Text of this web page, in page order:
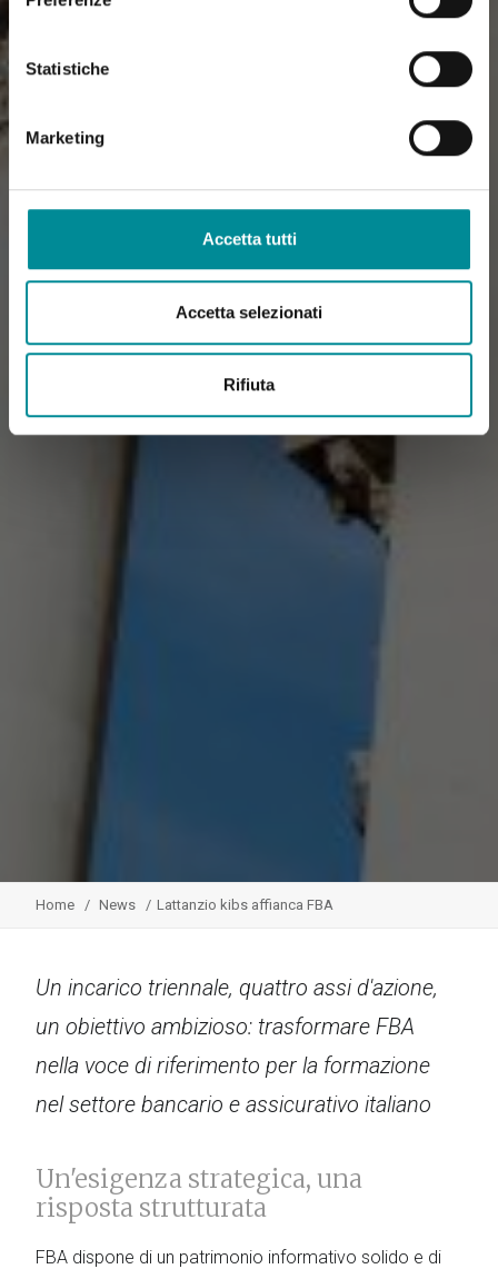
Statistiche
Marketing
Accetta tutti
Accetta selezionati
Rifiuta
Home News Lattanzio kibs affianca FBA
Un incarico triennale, quattro assi d'azione,
un obiettivo ambizioso: trasformare FBA
nella voce di riferimento per la formazione
nel settore bancario e assicurativo italiano
Un'esigenza strategica, una
risposta strutturata
FBA dispone di un patrimonio informativo solido e di